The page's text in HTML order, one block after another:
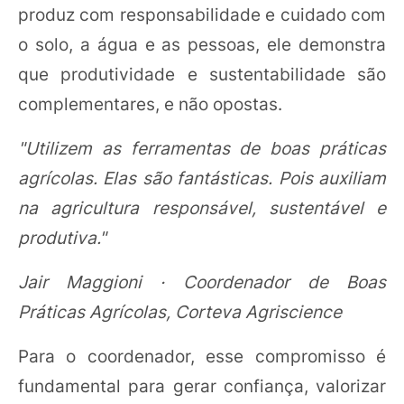
produz com responsabilidade e cuidado com
o solo, a água e as pessoas, ele demonstra
que produtividade e sustentabilidade são
complementares, e não opostas.
"Utilizem as ferramentas de boas práticas
agrícolas. Elas são fantásticas. Pois auxiliam
na agricultura responsável, sustentável e
produtiva."
Jair Maggioni · Coordenador de Boas
Práticas Agrícolas, Corteva Agriscience
Para o coordenador, esse compromisso é
fundamental para gerar confiança, valorizar